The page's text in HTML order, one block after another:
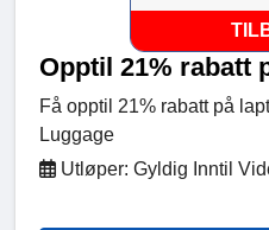
Opptil 21% rabatt
Få opptil 21% rabatt på
Luggage
Utløper: Gyldig Inntil